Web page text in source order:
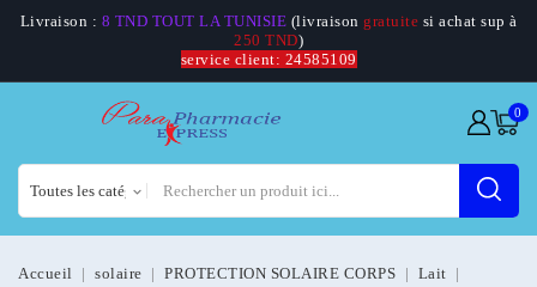
Livraison : 8 TND TOUT LA TUNISIE (livraison gratuite si achat sup à
250 TND)
service client: 24585109
0
Accueil solaire PROTECTION SOLAIRE CORPS
Lait